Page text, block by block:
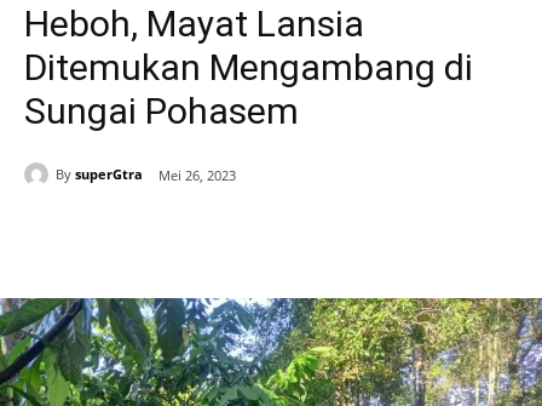
Heboh, Mayat Lansia
Ditemukan Mengambang di
Sungai Pohasem
By superGtra Mei 26, 2023